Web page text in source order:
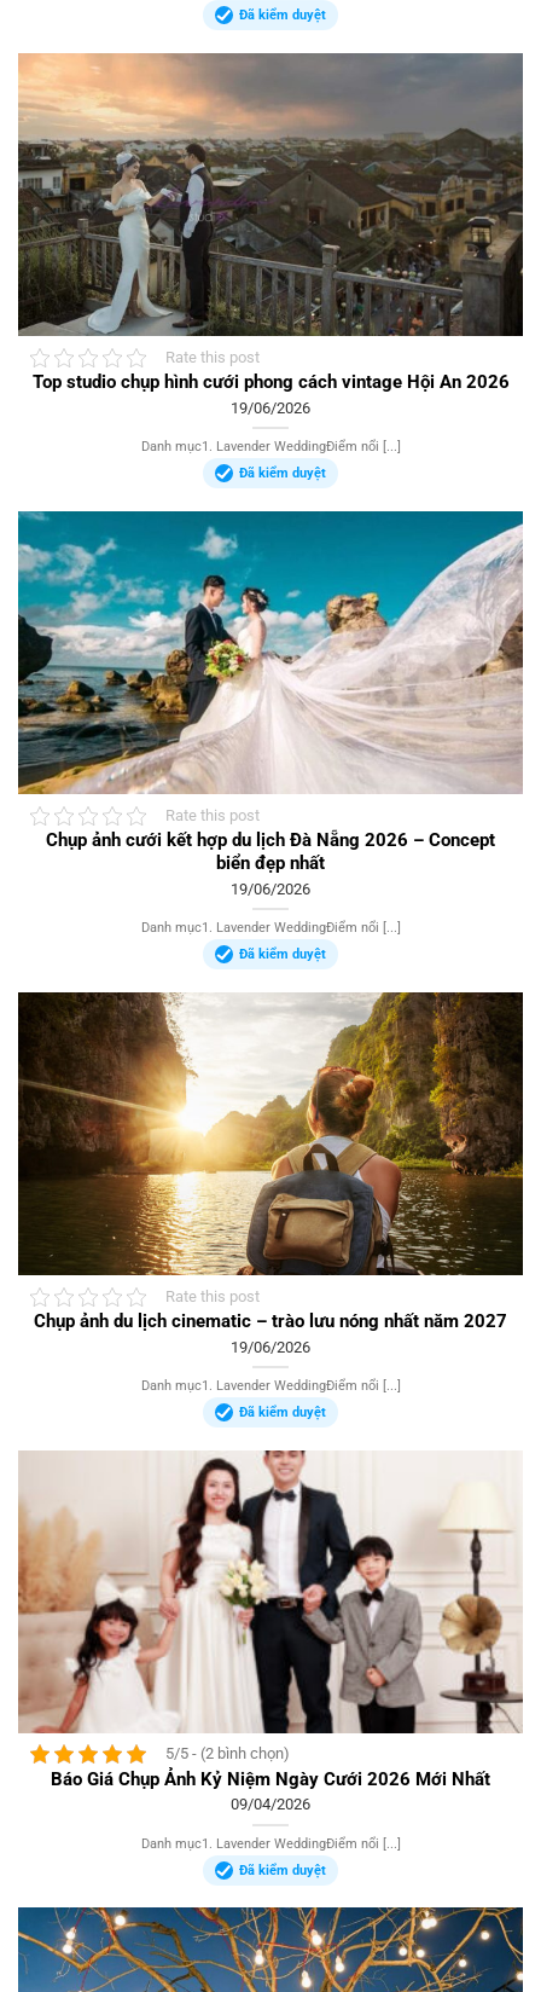
Đã kiểm duyệt
Rate this post
Top studio chụp hình cưới phong cách vintage Hội An 2026
19/06/2026
Danh mục1. Lavender WeddingĐiểm nổi [...]
Đã kiểm duyệt
Rate this post
Chụp ảnh cưới kết hợp du lịch Đà Nẵng 2026 – Concept
biển đẹp nhất
19/06/2026
Danh mục1. Lavender WeddingĐiểm nổi [...]
Đã kiểm duyệt
Rate this post
Chụp ảnh du lịch cinematic – trào lưu nóng nhất năm 2027
19/06/2026
Danh mục1. Lavender WeddingĐiểm nổi [...]
Đã kiểm duyệt
5/5 - (2 bình chọn)
Báo Giá Chụp Ảnh Kỷ Niệm Ngày Cưới 2026 Mới Nhất
09/04/2026
Danh mục1. Lavender WeddingĐiểm nổi [...]
Đã kiểm duyệt